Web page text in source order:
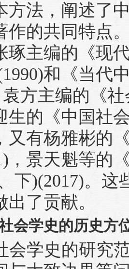
方法，阐述了
作的共同特点
琢主编的《现
和《当代
袁方主编的《
生的《中国社
又有杨雅彬的
，景天魁等的
下)(2017)。这
出了贡献。
会学史的历史方
会学史的研究